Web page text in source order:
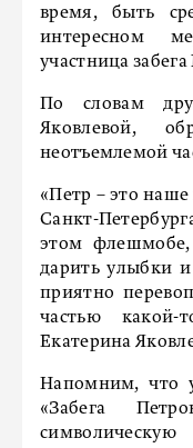
время, быть
интересном
участница
По словам
Яковлевой,
неотъемлемой
«Петр – это наше
Санкт-
этом флешмобе,
дарить улыбки
приятно
частью какой-
Екатерина
Напомним, что
«Забега